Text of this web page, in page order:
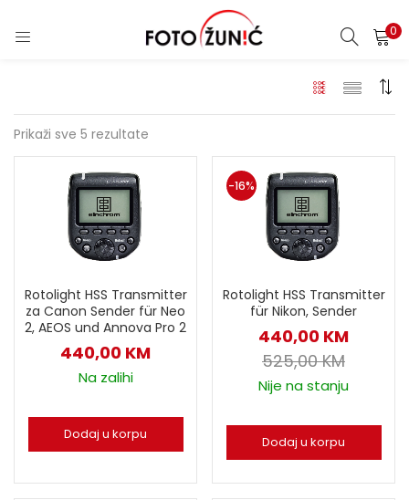
0
Prikaži sve 5 rezultate
Rotolight HSS Transmitter
za Canon Sender für Neo
2, AEOS und Annova Pro 2
440,00 KM
Na zalihi
Dodaj u korpu
-16%
Rotolight HSS Transmitter
für Nikon, Sender
440,00 KM
525,00KM
Nije na stanju
Dodaj u korpu